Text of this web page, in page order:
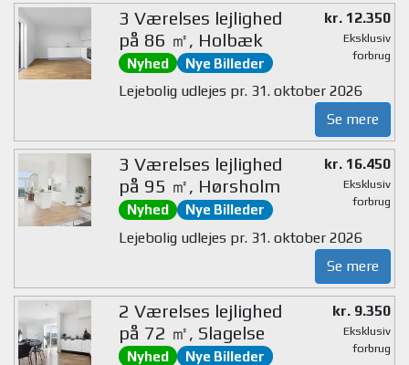
3 Værelses lejlighed
på 86 ㎡, Holbæk
Nyhed Nye Billeder
kr. 12.350
Eksklusiv
forbrug
Lejebolig udlejes pr. 31. oktober 2026
Se mere
3 Værelses lejlighed
på 95 ㎡, Hørsholm
Nyhed Nye Billeder
kr. 16.450
Eksklusiv
forbrug
Lejebolig udlejes pr. 31. oktober 2026
Se mere
2 Værelses lejlighed
på 72 ㎡, Slagelse
Nyhed Nye Billeder
kr. 9.350
Eksklusiv
forbrug